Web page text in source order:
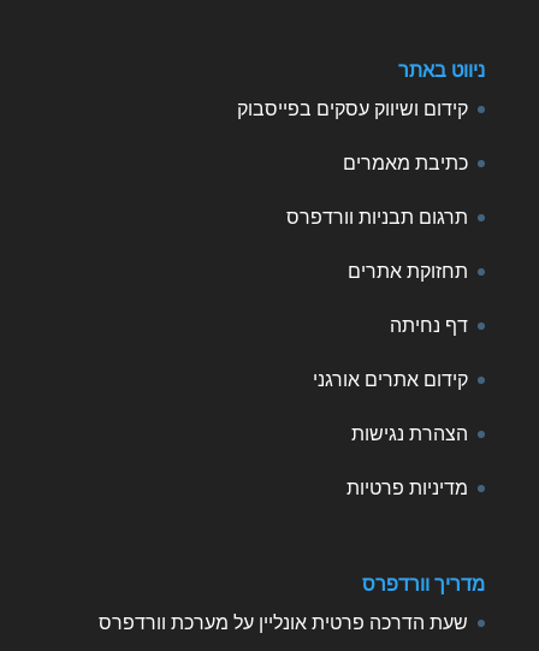
ניווט באתר
קידום ושיווק עסקים בפייסבוק
כתיבת מאמרים
תרגום תבניות וורדפרס
תחזוקת אתרים
דף נחיתה
קידום אתרים אורגני
הצהרת נגישות
מדיניות פרטיות
מדריך וורדפרס
שעת הדרכה פרטית אונליין על מערכת וורדפרס